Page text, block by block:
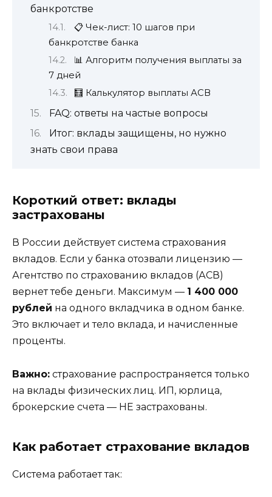
банкротстве
📋 Чек-лист: 10 шагов при
банкротстве банка
📊 Алгоритм получения выплаты за
7 дней
🧮 Калькулятор выплаты АСВ
FAQ: ответы на частые вопросы
Итог: вклады защищены, но нужно
знать свои права
Короткий ответ: вклады
застрахованы
В России действует система страхования
вкладов. Если у банка отозвали лицензию —
Агентство по страхованию вкладов (АСВ)
вернет тебе деньги. Максимум — 1 400 000
рублей на одного вкладчика в одном банке.
Это включает и тело вклада, и начисленные
проценты.
Важно: страхование распространяется только
на вклады физических лиц. ИП, юрлица,
брокерские счета — НЕ застрахованы.
Как работает страхование вкладов
Система работает так: